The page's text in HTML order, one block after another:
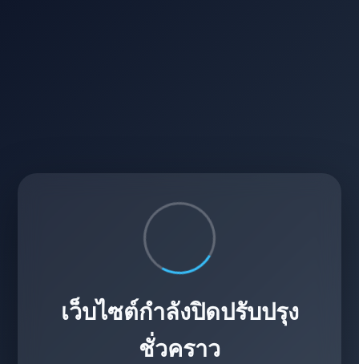
เว็บไซต์กำลังปิดปรับปรุง
ชั่วคราว